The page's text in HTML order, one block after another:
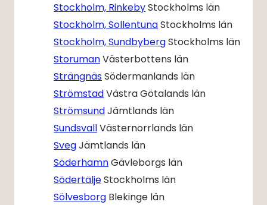
Stockholm, RinkebyStockholms län
Stockholm, SollentunaStockholms län
Stockholm, SundbybergStockholms län
StorumanVästerbottens län
SträngnäsSödermanlands län
StrömstadVästra Götalands län
StrömsundJämtlands län
SundsvallVästernorrlands län
SvegJämtlands län
SöderhamnGävleborgs län
SödertäljeStockholms län
Sölvesborg Blekinge län